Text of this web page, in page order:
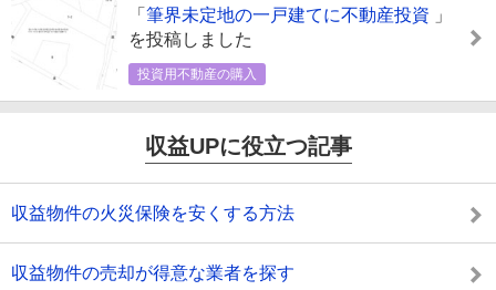
「 筆界未定地の一戸建てに不動産投資
」
を投稿しました
投資用不動産の購入
収益UPに役立つ記事
収益物件の火災保険を安くする方法
収益物件の売却が得意な業者を探す